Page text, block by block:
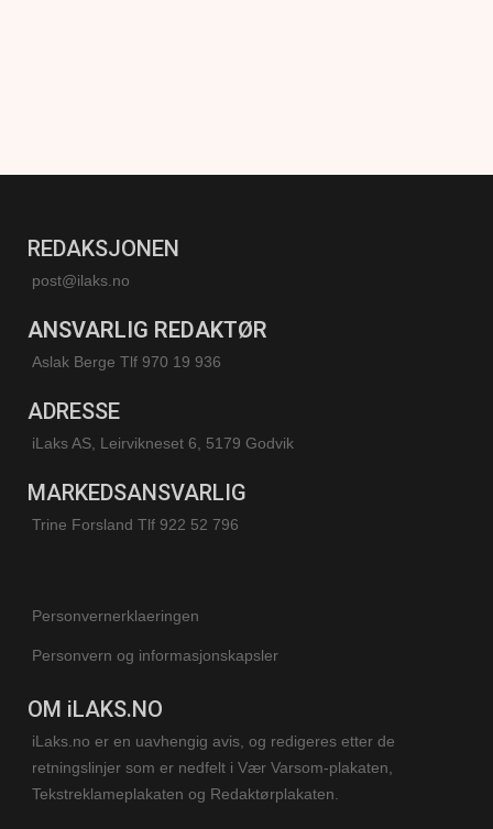
REDAKSJONEN
post@ilaks.no
ANSVARLIG REDAKTØR
Aslak Berge Tlf 970 19 936
ADRESSE
iLaks AS, Leirvikneset 6, 5179 Godvik
MARKEDSANSVARLIG
Trine Forsland Tlf 922 52 796
Personvernerklaeringen
Personvern og informasjonskapsler
OM iLAKS.NO
iLaks.no er en uavhengig avis, og redigeres etter de
retningslinjer som er nedfelt i Vær Varsom-plakaten,
Tekstreklameplakaten og Redaktørplakaten.